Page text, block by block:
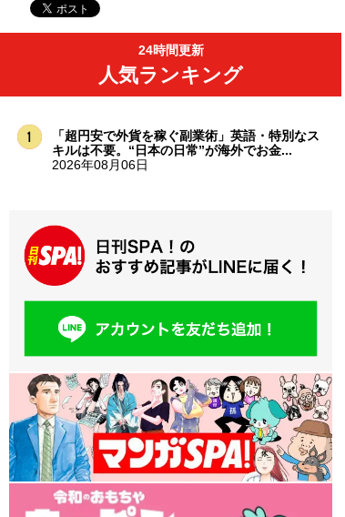
24時間更新
人気ランキング
「超円安で外貨を稼ぐ副業術」英語・特別なス
キルは不要。“日本の日常”が海外でお金...
2026年08月06日